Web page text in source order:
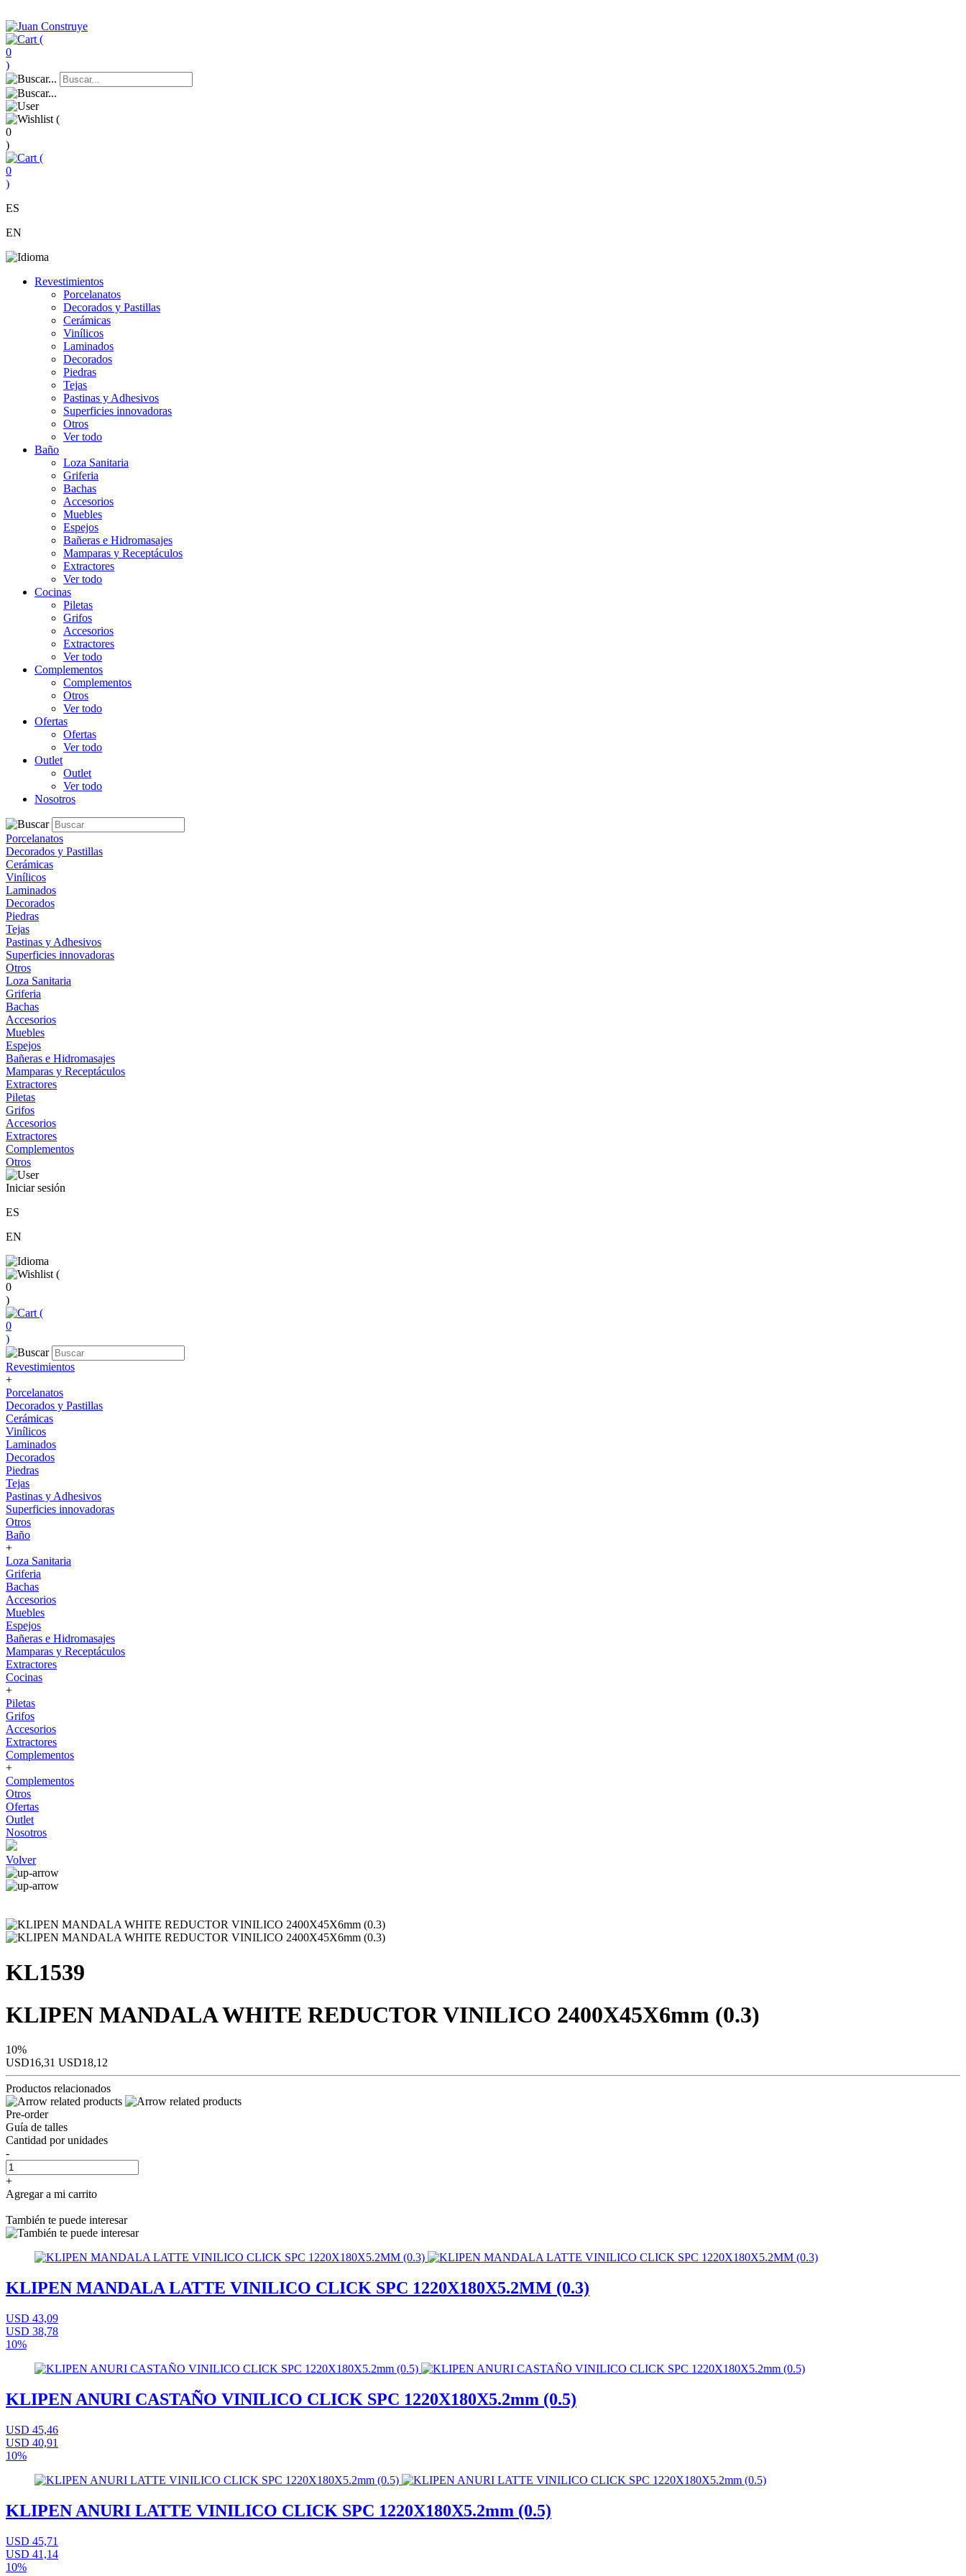
(
0
)
(
0
)
(
0
)
ES
EN
Revestimientos
Porcelanatos
Decorados y Pastillas
Cerámicas
Vinílicos
Laminados
Decorados
Piedras
Tejas
Pastinas y Adhesivos
Superficies innovadoras
Otros
Ver todo
Baño
Loza Sanitaria
Griferia
Bachas
Accesorios
Muebles
Espejos
Bañeras e Hidromasajes
Mamparas y Receptáculos
Extractores
Ver todo
Cocinas
Piletas
Grifos
Accesorios
Extractores
Ver todo
Complementos
Complementos
Otros
Ver todo
Ofertas
Ofertas
Ver todo
Outlet
Outlet
Ver todo
Nosotros
Porcelanatos
Decorados y Pastillas
Cerámicas
Vinílicos
Laminados
Decorados
Piedras
Tejas
Pastinas y Adhesivos
Superficies innovadoras
Otros
Loza Sanitaria
Griferia
Bachas
Accesorios
Muebles
Espejos
Bañeras e Hidromasajes
Mamparas y Receptáculos
Extractores
Piletas
Grifos
Accesorios
Extractores
Complementos
Otros
Iniciar sesión
ES
EN
(
0
)
(
0
)
Revestimientos
+
Porcelanatos
Decorados y Pastillas
Cerámicas
Vinílicos
Laminados
Decorados
Piedras
Tejas
Pastinas y Adhesivos
Superficies innovadoras
Otros
Baño
+
Loza Sanitaria
Griferia
Bachas
Accesorios
Muebles
Espejos
Bañeras e Hidromasajes
Mamparas y Receptáculos
Extractores
Cocinas
+
Piletas
Grifos
Accesorios
Extractores
Complementos
+
Complementos
Otros
Ofertas
Outlet
Nosotros
Volver
KL1539
KLIPEN MANDALA WHITE REDUCTOR VINILICO 2400X45X6mm (0.3)
10%
USD16,31 USD18,12
Productos relacionados
Pre-order
Guía de talles
Cantidad por unidades
-
+
Agregar a mi carrito
También te puede interesar
KLIPEN MANDALA LATTE VINILICO CLICK SPC 1220X180X5.2MM (0.3)
USD 43,09
USD 38,78
10%
KLIPEN ANURI CASTAÑO VINILICO CLICK SPC 1220X180X5.2mm (0.5)
USD 45,46
USD 40,91
10%
KLIPEN ANURI LATTE VINILICO CLICK SPC 1220X180X5.2mm (0.5)
USD 45,71
USD 41,14
10%